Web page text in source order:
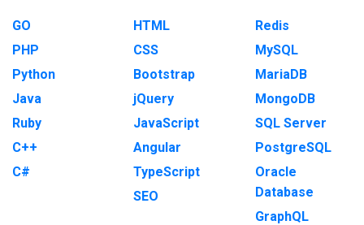
GO
PHP
Python
Java
Ruby
C++
C#
HTML
CSS
Bootstrap
jQuery
JavaScript
Angular
TypeScript
SEO
Redis
MySQL
MariaDB
MongoDB
SQL Server
PostgreSQL
Oracle
Database
GraphQL